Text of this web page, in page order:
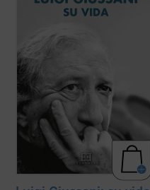
intenso trabajo de recopilación de miles de
documentos escritos y de testimonios